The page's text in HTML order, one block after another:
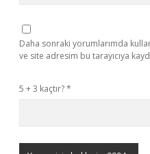
Daha sonraki yorumlarımda
ve site adresim bu tarayıcıya
5 + 3 kaçtır?*